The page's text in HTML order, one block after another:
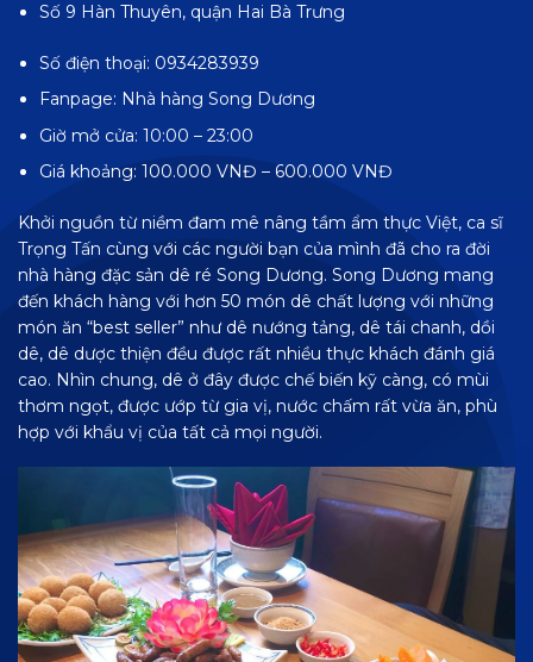
Số 9 Hàn Thuyên, quận Hai Bà Trưng
Số điện thoại: 0934283939
Fanpage: Nhà hàng Song Dương
Giờ mở cửa: 10:00 – 23:00
Giá khoảng: 100.000 VNĐ – 600.000 VNĐ
Khởi nguồn từ niềm đam mê nâng tầm ẩm thực Việt, ca sĩ
Trọng Tấn cùng với các người bạn của mình đã cho ra đời
nhà hàng đặc sản dê ré Song Dương. Song Dương mang
đến khách hàng với hơn 50 món dê chất lượng với những
món ăn “best seller” như dê nướng tảng, dê tái chanh, dồi
dê, dê dược thiện đều được rất nhiều thực khách đánh giá
cao. Nhìn chung, dê ở đây được chế biến kỹ càng, có mùi
thơm ngọt, được ướp từ gia vị, nước chấm rất vừa ăn, phù
hợp với khẩu vị của tất cả mọi người.